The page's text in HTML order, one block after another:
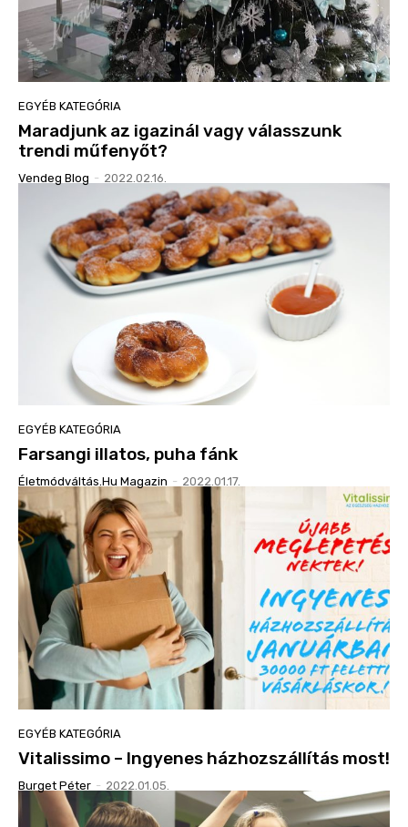
EGYÉB KATEGÓRIA
Maradjunk az igazinál vagy válasszunk
trendi műfenyőt?
Vendeg Blog - 2022.02.16.
EGYÉB KATEGÓRIA
Farsangi illatos, puha fánk
Életmódváltás.hu Magazin - 2022.01.17.
EGYÉB KATEGÓRIA
Vitalissimo – Ingyenes házhozszállítás most!
Burget Péter - 2022.01.05.